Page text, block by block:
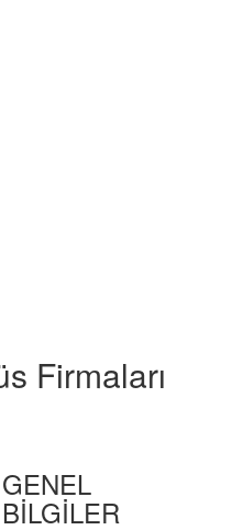
Firmaları
GENEL
BİLGİLER